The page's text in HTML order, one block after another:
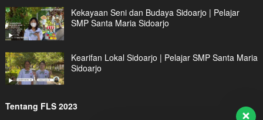
Kekayaan Seni dan Budaya Sidoarjo | Pelajar
SMP Santa Maria Sidoarjo
Kearifan Lokal Sidoarjo | Pelajar SMP Santa Maria
Sidoarjo
Tentang FLS 2023